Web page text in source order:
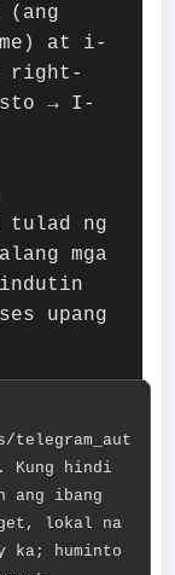
at i-
right-
→ I-
tulad ng
mga
upang